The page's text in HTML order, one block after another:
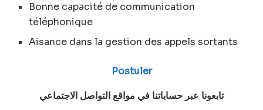
Bonne capacité de communication
téléphonique
Aisance dans la gestion des appels sortants
Postuler
تابعونا عبر حساباتنا في مواقع التواصل الاجتماعي